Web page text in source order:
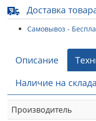
Доставка
Самовывоз -
Описание
Наличие на
Производитель